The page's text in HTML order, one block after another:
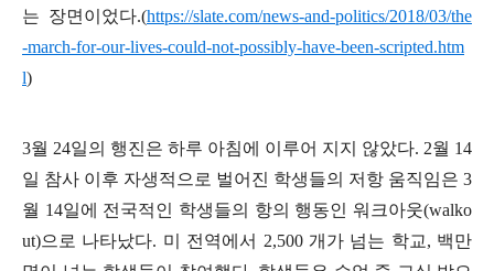
는 장면이었다.(https://slate.com/news-and-politics/2018/03/the
-march-for-our-lives-could-not-possibly-have-been-scripted.htm
l)
3월 24일의 행진은 하루 아침에 이루어 지지 않았다. 2월 14
일 참사 이후 자생적으로 벌어진 학생들의 저항 움직임은 3
월 14일에 전국적인 학생들의 항의 행동인 워크아웃(walko
ut)으로 나타났다. 미 전역에서 2,500 개가 넘는 학교, 백만